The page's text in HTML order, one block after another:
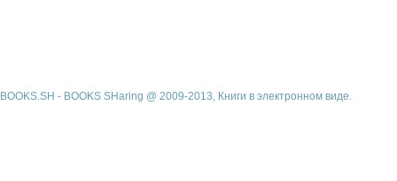
BOOKS.SH - BOOKS SHaring @ 2009-2013, Книги в электронном виде.